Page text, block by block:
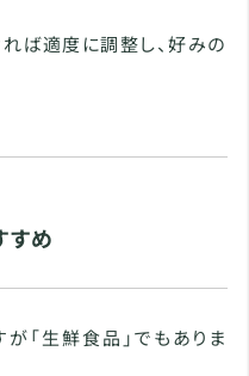
ば適度に調整し、好みの
すめ
「生鮮食品」でもありま